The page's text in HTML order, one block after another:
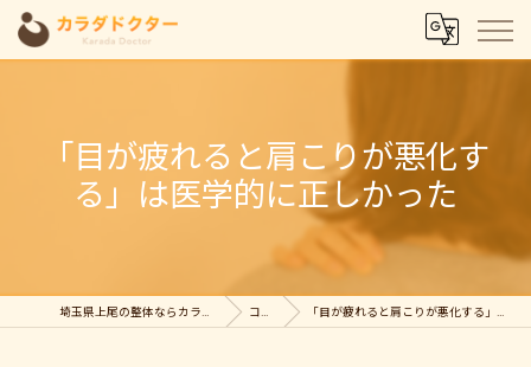
「目が疲れると肩こりが悪化す
る」は医学的に正しかった
コラム 「目が疲れると肩こりが悪化する」は医学的に正しかった